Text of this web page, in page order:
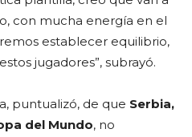
con mucha energía en el
establecer equilibrio,
jugadores”, subrayó.
puntualizó, de que Serbia,
del Mundo, no